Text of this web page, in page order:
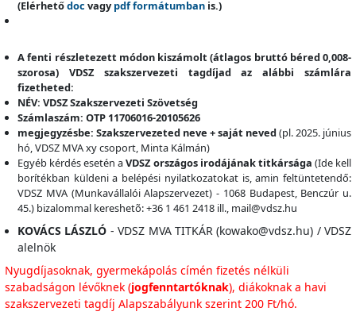
(Elérhetődoc vagy pdf formátumban is.)
A fenti részletezett módon kiszámolt (átlagos bruttó béred 0,008-
szorosa) VDSZ szakszervezeti tagdíjad azalábbi számlára
fizetheted:
NÉV: VDSZ Szakszervezeti Szövetség
Számlaszám: OTP 11706016-20105626
megjegyzésbe: Szakszervezeted neve + saját neved(pl. 2025. június
hó, VDSZ MVA xy csoport, Minta Kálmán)
Egyéb kérdés esetén aVDSZ országos irodájának titkársága (Ide kell
borítékban küldeni a belépési nyilatkozatokat is, amin feltüntetendő:
VDSZ MVA (Munkavállalói Alapszervezet) - 1068 Budapest, Benczúr u.
45.) bizalommal kereshetõ: +36 1 461 2418 ill., mail@vdsz.hu
KOVÁCS LÁSZLÓ - VDSZ MVA TITKÁR (kowako@vdsz.hu) / VDSZ
alelnök
Nyugdíjasoknak, gyermekápolás címén fizetés nélküli
szabadságon lévőknek (jogfenntartóknak), diákoknak a havi
szakszervezeti tagdíj Alapszabályunk szerint 200 Ft/hó.